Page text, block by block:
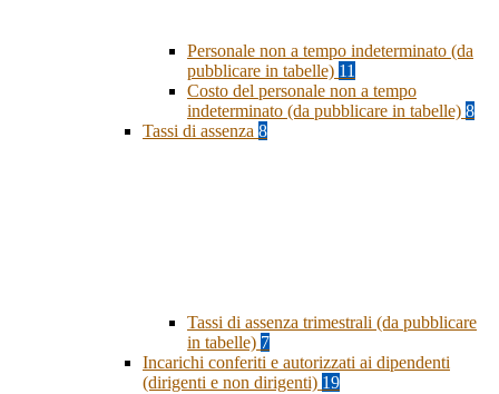
Personale non a tempo indeterminato (da
pubblicare in tabelle) 11
Costo del personale non a tempo
indeterminato (da pubblicare in tabelle) 8
Tassi di assenza 8
Tassi di assenza trimestrali (da pubblicare
in tabelle) 7
Incarichi conferiti e autorizzati ai dipendenti
(dirigenti e non dirigenti) 19